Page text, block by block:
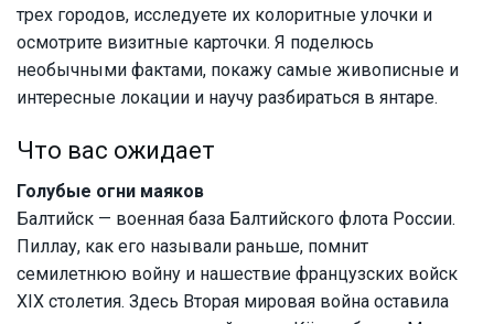
трех городов, исследуете их колоритные улочки и
осмотрите визитные карточки. Я поделюсь
необычными фактами, покажу самые живописные и
интересные локации и научу разбираться в янтаре.
Что вас ожидает
Голубые огни маяков
Балтийск — военная база Балтийского флота России.
Пиллау, как его называли раньше, помнит
семилетнюю войну и нашествие французских войск
XIX столетия. Здесь Вторая мировая война оставила